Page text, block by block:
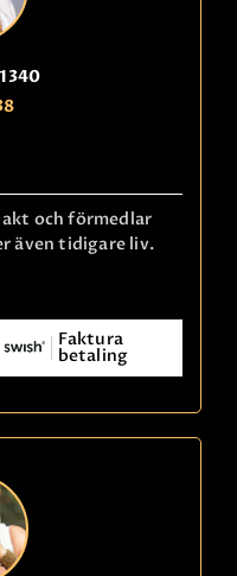
och förmedlar
även tidigare liv.
Faktura
betaling